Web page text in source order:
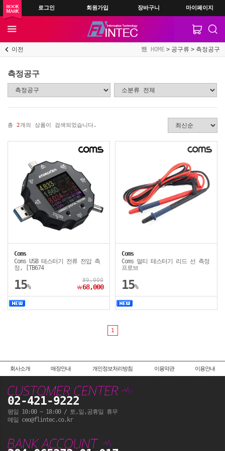
로그인 회원가입 장바구니 마이페이지
이전 HOME 공구류 측정공구
측정공구
총 2개의 상품이 검색되었습니다.
Coms
Coms USB 테스터기 전류 전압 측
정, [TB674
15%
80,000
￦68,000
Coms
Coms 멀티 테스터기 리드 선 측정
프로브
15%
1
회사소개 매장안내 개인정보처리방침 이용약관 이용안내
02-421-9222
평일 10:00 ~ 18:00 / 토,일,공휴일 휴무
메일 ceo@flintec.co.kr